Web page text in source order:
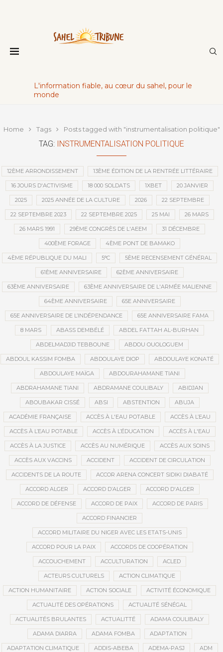
L'information fiable, au cœur du sahel, pour le
monde
Home Tags Posts tagged with "instrumentalisation politique"
TAG: INSTRUMENTALISATION POLITIQUE
12ÈME ARRONDISSEMENT 13ÈME ÉDITION DE LA RENTRÉE LITTÉRAIRE
16 JOURS D'ACTIVISME 18 000 SOLDATS 1XBET 20 JANVIER
2025 2025 ANNÉE DE LA CULTURE 2026 22 SEPTEMBRE
22 SEPTEMBRE 2023 22 SEPTEMBRE 2025 25 MAI 26 MARS
26 MARS 1991 29ÈME CONGRÈS DE L'AEEM 31 DÉCEMBRE
400ÈME FORAGE 4ÈME PONT DE BAMAKO
4ÈME RÉPUBLIQUE DU MALI 5°C 5ÈME RECENSEMENT GÉNÉRAL
61ÈME ANNIVERSAIRE 62ÈME ANNIVERSAIRE
63ÈME ANNIVERSAIRE 63ÈME ANNIVERSAIRE DE L'ARMÉE MALIENNE
64ÈME ANNIVERSAIRE 65E ANNIVERSAIRE
65E ANNIVERSAIRE DE L’INDÉPENDANCE 65E ANNIVERSAIRE FAMA
8 MARS ABASS DEMBÉLÉ ABDEL FATTAH AL-BURHAN
ABDELMADJID TEBBOUNE ABDOU OUOLOGUEM
ABDOUL KASSIM FOMBA ABDOULAYE DIOP ABDOULAYE KONATÉ
ABDOULAYE MAÏGA ABDOURAHAMANE TIANI
ABDRAHAMANE TIANI ABDRAMANE COULIBALY ABIDJAN
ABOUBAKAR CISSÉ ABSI ABSTENTION ABUJA
ACADÉMIE FRANÇAISE ACCÈS À L'EAU POTABLE ACCÈS À L’EAU
ACCÈS À L’EAU POTABLE ACCÈS À L’ÉDUCATION ACCÈS À L'EAU
ACCÈS À LA JUSTICE ACCÈS AU NUMÉRIQUE ACCÈS AUX SOINS
ACCÈS AUX VACCINS ACCIDENT ACCIDENT DE CIRCULATION
ACCIDENTS DE LA ROUTE ACCOR ARENA CONCERT SIDIKI DIABATÉ
ACCORD ALGER ACCORD D’ALGER ACCORD D'ALGER
ACCORD DE DÉFENSE ACCORD DE PAIX ACCORD DE PARIS
ACCORD FINANCIER
ACCORD MILITAIRE DU NIGER AVEC LES ETATS-UNIS
ACCORD POUR LA PAIX ACCORDS DE COOPÉRATION
ACCOUCHEMENT ACCULTURATION ACLED
ACTEURS CULTURELS ACTION CLIMATIQUE
ACTION HUMANITAIRE ACTION SOCIALE ACTIVITÉ ÉCONOMIQUE
ACTUALITÉ DES OPÉRATIONS ACTUALITÉ SÉNÉGAL
ACTUALITÉS BRULANTES ACTUALITTÉ ADAMA COULIBALY
ADAMA DIARRA ADAMA FOMBA ADAPTATION
ADAPTATION CLIMATIQUE ADDIS-ABEBA ADEMA-PASJ ADM